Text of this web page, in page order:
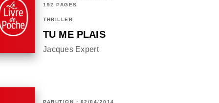
192 PAGES
THRILLER
TU ME PLAIS
Jacques Expert